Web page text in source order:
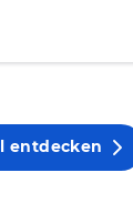
entdecken